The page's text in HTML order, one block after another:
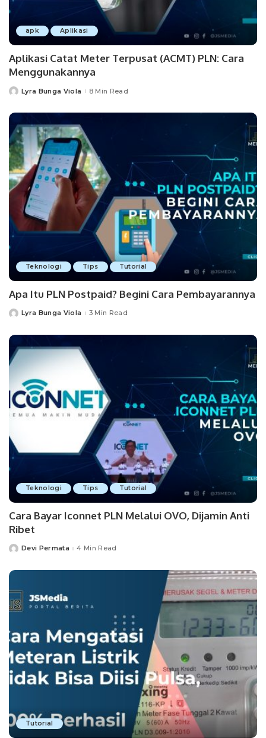
apk Aplikasi
Aplikasi Catat Meter Terpusat (ACMT) PLN: Cara
Menggunakannya
PostedLyra Bunga Viola 8 Min Read
Teknologi Tips Tutorial
Apa Itu PLN Postpaid? Begini Cara Pembayarannya
PostedLyra Bunga Viola 3 Min Read
Teknologi Tips Tutorial
Cara Bayar Iconnet PLN Melalui OVO, Dijamin Anti
Ribet
PostedDevi Permata 4 Min Read
Tutorial